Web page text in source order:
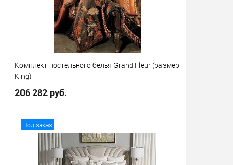
Queen
Комплект постельного белья Grand Fleur (размер
King)
206 282 руб.
В избранное
Под заказ